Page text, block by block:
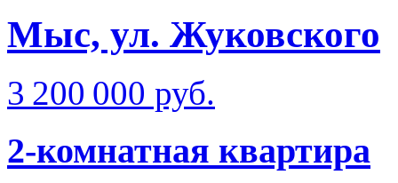
Мыс, ул. Жуковского
3 200 000 руб.
2-комнатная квартира